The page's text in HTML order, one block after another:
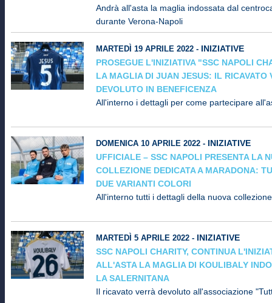
Andrà all'asta la maglia indossata dal
durante Verona-Napoli
MARTEDÌ 19 APRILE 2022 - INIZIATIVE
PROSEGUE L'INIZIATIVA "SSC NAPOLI
LA MAGLIA DI JUAN JESUS: IL RICAVATO
DEVOLUTO IN BENEFICENZA
All'interno i dettagli per come partecipare
DOMENICA 10 APRILE 2022 - INIZIATIVE
UFFICIALE – SSC NAPOLI PRESENTA LA
COLLEZIONE DEDICATA A MARADONA:
DUE VARIANTI COLORI
All'interno tutti i dettagli della nuova
MARTEDÌ 5 APRILE 2022 - INIZIATIVE
SSC NAPOLI CHARITY, CONTINUA
ALL'ASTA LA MAGLIA DI KOULIBALY
LA SALERNITANA
Il ricavato verrà devoluto all'associazione